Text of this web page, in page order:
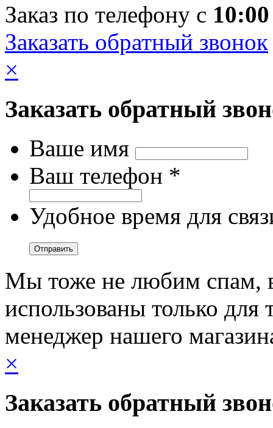
Заказ по телефону с 10:00
Заказать обратный звонок
×
Заказать обратный
Ваше имя
Ваш телефон *
Удобное время для
Мы тоже не любим спам,
использованы только для
менеджер нашего
×
Заказать обратный